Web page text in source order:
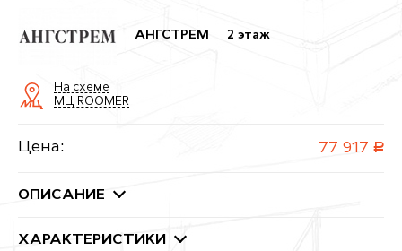
АНГСТРЕМ 2 этаж
На схеме
МЦ ROOMER
Цена: 77 917 руб.
ОПИСАНИЕ
ХАРАКТЕРИСТИКИ